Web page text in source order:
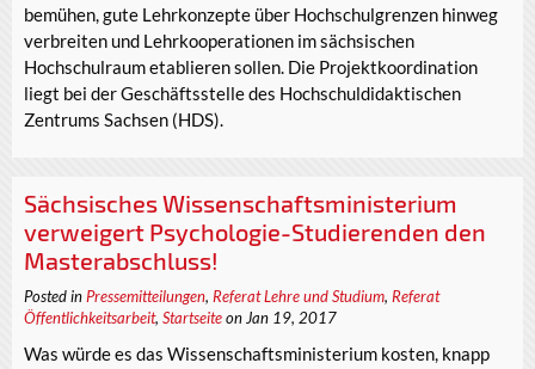
bemühen, gute Lehrkonzepte über Hochschulgrenzen hinweg
verbreiten und Lehrkooperationen im sächsischen
Hochschulraum etablieren sollen. Die Projektkoordination
liegt bei der Geschäftsstelle des Hochschuldidaktischen
Zentrums Sachsen (HDS).
Sächsisches Wissenschaftsministerium
verweigert Psychologie-Studierenden den
Masterabschluss!
Posted in Pressemitteilungen, Referat Lehre und Studium, Referat
Öffentlichkeitsarbeit, Startseiteon Jan 19, 2017
Was würde es das Wissenschaftsministerium kosten, knapp